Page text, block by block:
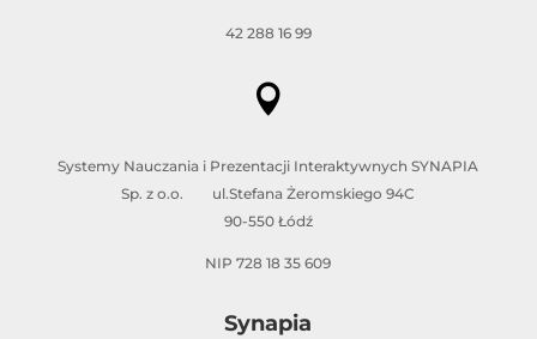
42 288 16 99

Systemy Nauczania i Prezentacji Interaktywnych SYNAPIA
Sp. z o.o. ul.Stefana Żeromskiego 94C
90-550 Łódź
NIP 728 18 35 609
Synapia